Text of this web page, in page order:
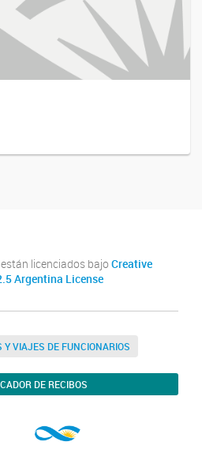
licenciados bajo Creative
Argentina License
Y VIAJES DE FUNCIONARIOS
DE RECIBOS